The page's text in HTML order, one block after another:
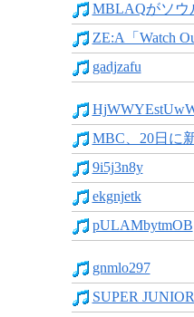
MBLAQがソウ
ZE:A「Watch
gadjzafu
MBC、20日に
9i5j3n8y
ekgnjetk
pULAMbytmOB
gnmlo297
SUPER